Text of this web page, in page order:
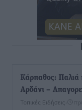
Κάρπαθος: Παλιά
Αρδάνι –
Τοπικές Ειδήσεις